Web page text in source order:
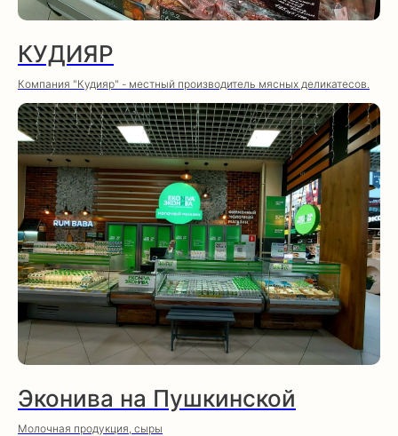
КУДИЯР
Компания "Кудияр" - местный производитель мясных деликатесов.
Эконива на Пушкинской
Молочная продукция, сыры
+7(473) 300-40-10
о праве организации розничного рынка